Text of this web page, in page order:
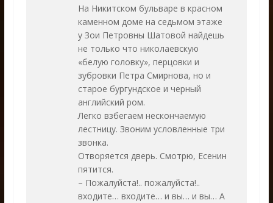
На Никитском бульваре в красном
каменном доме на седьмом этаже
у Зои Петровны Шатовой найдешь
не только что николаевскую
«белую головку», перцовки и
зубровки Петра Смирнова, но и
старое бургундское и черный
английский ром.
Легко взбегаем нескончаемую
лестницу. Звоним условленные три
звонка.
Отворяется дверь. Смотрю, Есенин
пятится.
– Пожалуйста!.. пожалуйста!..
входите… входите… и вы… и вы… А